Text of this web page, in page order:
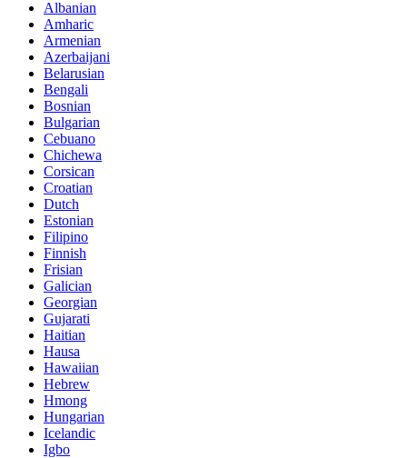
Albanian
Amharic
Armenian
Azerbaijani
Belarusian
Bengali
Bosnian
Bulgarian
Cebuano
Chichewa
Corsican
Croatian
Dutch
Estonian
Filipino
Finnish
Frisian
Galician
Georgian
Gujarati
Haitian
Hausa
Hawaiian
Hebrew
Hmong
Hungarian
Icelandic
Igbo